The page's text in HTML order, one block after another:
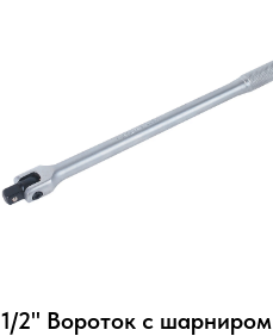
1/2" Вороток с шарниром